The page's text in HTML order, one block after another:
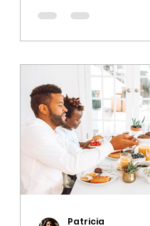
Patricia